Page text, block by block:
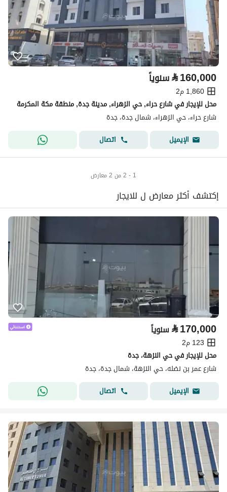
⃁160,000 سنوياً
1,860 م2
محل للإيجار في شارع حراء, حي الزهراء, مدينة جدة, منطقة مكة المكرمة
شارع حراء، حي الزهراء، شمال جدة، جدة
الإيميل
اتصال
1 - 2 من 2 معارض
إكتشف أكثر معارض ل للايجار
⃁170,000 سنوياً
123 م2
محل للإيجار في حي النزهة، جدة
شارع عمر بن نضله، حي النزهة، شمال جدة، جدة
الإيميل
اتصال